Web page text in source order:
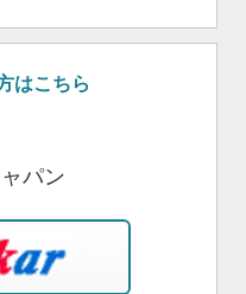
はこちら
パン